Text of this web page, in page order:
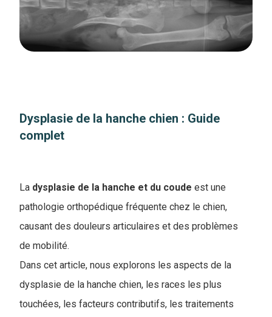
Dysplasie de la hanche chien : Guide
complet
La dysplasie de la hanche et du coude est une
pathologie orthopédique fréquente chez le chien,
causant des douleurs articulaires et des problèmes
de mobilité.
Dans cet article, nous explorons les aspects de la
dysplasie de la hanche chien, les races les plus
touchées, les facteurs contributifs, les traitements